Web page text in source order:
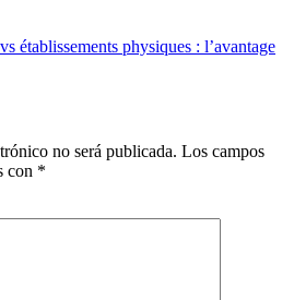
établissements physiques : l’avantage
no será publicada. Los campos
con *